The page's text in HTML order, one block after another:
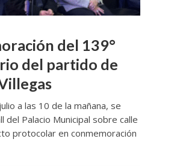
del 139°
del partido de
a las 10 de la mañana, se
del Palacio Municipal sobre calle
protocolar en conmemoración